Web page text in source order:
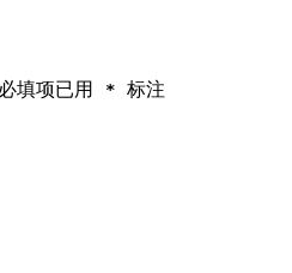
必填项已用 * 标注